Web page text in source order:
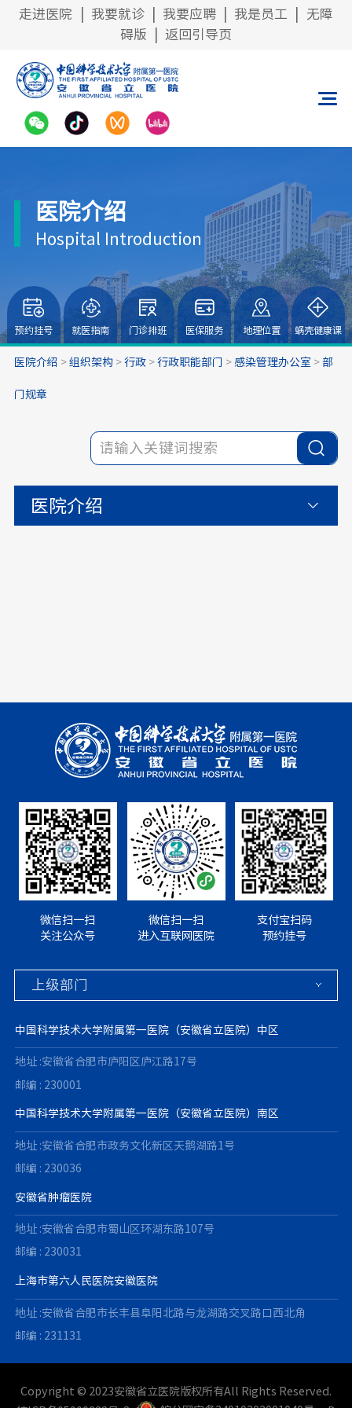
走进医院 我要就诊 我要应聘 我是员工
无障
碍版
返回引导页
医院介绍
Hospital Introduction
预约挂号 就医指南 门诊排班 医保服务 地理位置 蜗壳健康课
医院介绍 > 组织架构> 行政> 行政职能部门 > 感染管理办公室 > 部
门规章
医院介绍
微信扫一扫
关注公众号
微信扫一扫
进入互联网医院
支付宝扫码
预约挂号
中国科学技术大学附属第一医院（安徽省立医院）中区
地址 :安徽省合肥市庐阳区庐江路17号
邮编 : 230001
中国科学技术大学附属第一医院（安徽省立医院）南区
地址 :安徽省合肥市政务文化新区天鹅湖路1号
邮编 : 230036
安徽省肿瘤医院
地址 :安徽省合肥市蜀山区环湖东路107号
邮编 : 230031
上海市第六人民医院安徽医院
地址 :安徽省合肥市长丰县阜阳北路与龙湖路交叉路口西北角
邮编 : 231131
Copyright © 2023安徽省立医院版权所有All Rights Reserved.